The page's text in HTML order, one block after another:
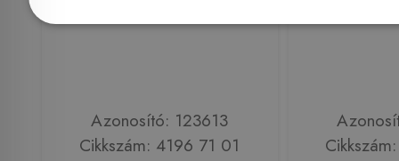
Azonosító: 123613
Cikkszám: 4196 71 01